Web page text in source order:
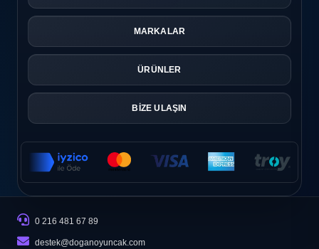
MARKALAR
ÜRÜNLER
BİZE ULAŞIN
0 216 481 67 89
destek@doganoyuncak.com